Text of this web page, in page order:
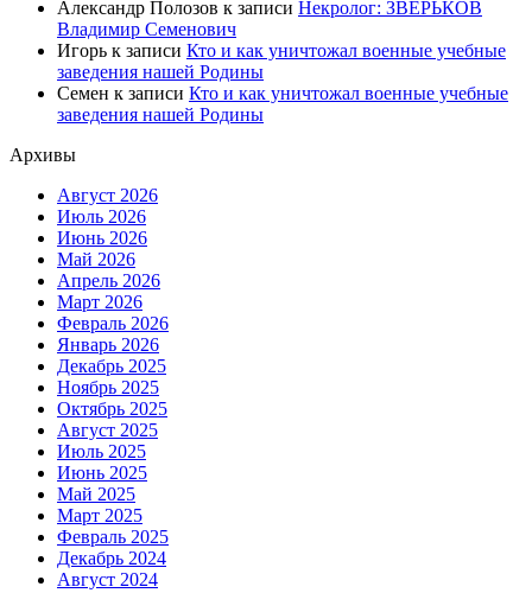
Александр Полозов к записи Некролог: ЗВЕРЬКОВ
Владимир Семенович
Игорь к записи Кто и как уничтожал военные учебные
заведения нашей Родины
Семен к записи Кто и как уничтожал военные учебные
заведения нашей Родины
Архивы
Август 2026
Июль 2026
Июнь 2026
Май 2026
Апрель 2026
Март 2026
Февраль 2026
Январь 2026
Декабрь 2025
Ноябрь 2025
Октябрь 2025
Август 2025
Июль 2025
Июнь 2025
Май 2025
Март 2025
Февраль 2025
Декабрь 2024
Август 2024